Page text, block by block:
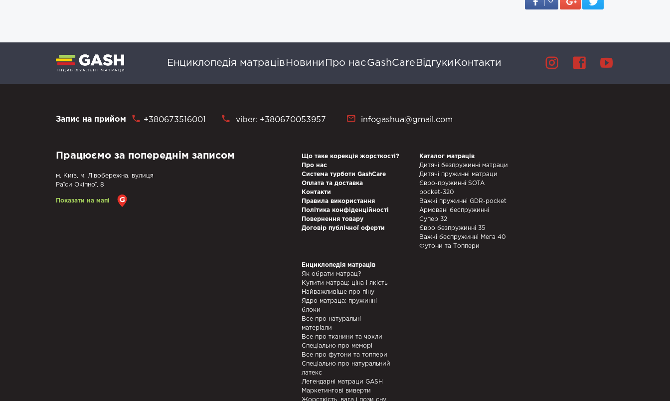
Енциклопедія матраців Новини Про насGashCare Відгуки Контакти
Запис на прийом +380673516001 viber: +380670053957 infogashua@gmail.com
Працюємо за попереднім записом
м. Київ, м. Лівобережна, вулиця
Раїси Окіпної, 8
Показати на мапі
Що таке корекція жорсткості?
Про нас
Система турботи GashCare
Оплата та доставка
Контакти
Правила використання
Політика конфіденційності
Повернення товару
Договір публічної оферти
Каталог матраців
Дитячі безпружинні матраци
Дитячі пружинні матраци
Євро-пружинні SOTA
pocket-320
Важкі пружинні GDR-pocket
Армовані беспружинні
Супер 32
Євро безпружинні 35
Важкі беспружинні Мега 40
Футони та Топпери
Енциклопедія матраців
Як обрати матрац?
Купити матрац: ціна і якість
Найважливіше про піну
Ядро матраца: пружинні
блоки
Все про натуральні
матеріали
Все про тканини та чохли
Спеціально про меморі
Все про футони та топпери
Спеціально про натуральний
латекс
Легендарні матраци GASH
Маркетингові виверти
Жорсткість, вага і пози сну